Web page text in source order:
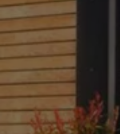
Batterie
Kosten